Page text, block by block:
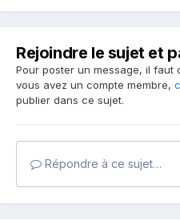
Rejoindre le sujet et
Pour poster un message, il faut
vous avez un compte membre,
publier dans ce sujet.
Répondre à ce sujet…